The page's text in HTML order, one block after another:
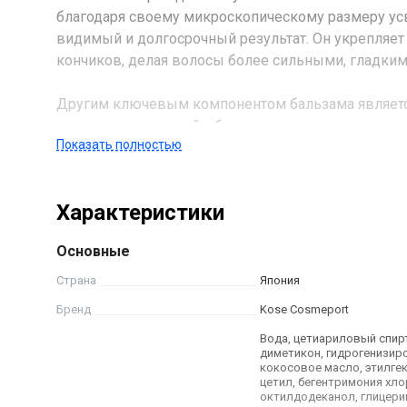
благодаря своему микроскопическому размеру
видимый и долгосрочный результат. Он
кончиков, делая волосы более сильными,
Другим ключевым компонентом бальзама
морских водорослей, обладает мощными
поверхности волоса невидимую защитную
красоту на долгие годы.
Комплекс масел, входящий в состав бальзама,
структуру и придавая им мягкость и
микроэлементами, которые необходимы для
Завершает уникальную формулу бальзама
блоками белка, основного компонента волоса.
Показать полностью
Характеристики
Основные
Страна Япония
Бренд Kose Cosmeport
Вода, цетиариловый
диметикон,
кокосовое масло,
цетил, бегентримония
октилдодеканол,